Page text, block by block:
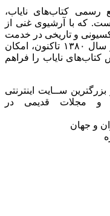
رسمی کتاب‌های نایاب،
که با آرشیوی غنی از
و تاریخی در خدمت
دوست‌داران فرهنگ و ادب هستیم ما از سال ۱۳۸۰ تاکنون، امکان
کتاب‌های نایاب را فراهم
ســایت اینترنتی
و مجلات قدیمی در
و جهان